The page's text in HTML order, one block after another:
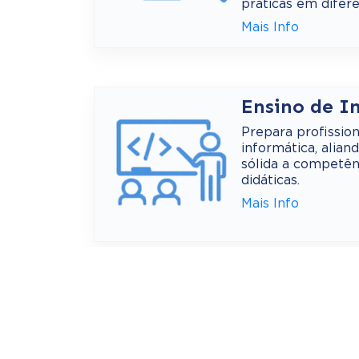
práticas em
Mais Info
Ensino de
Prepara
informática,
sólida a
didáticas.
Mais Info